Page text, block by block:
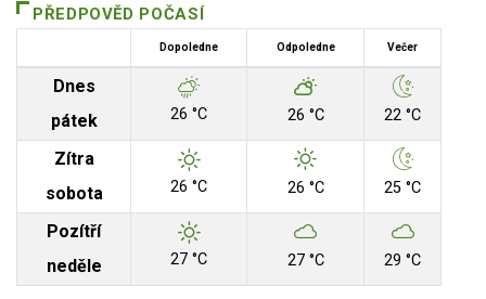
PŘEDPOVĚD POČASÍ
Dopoledne Odpoledne Večer
Dnes
pátek
26 °C 26 °C 22 °C
Zítra
sobota
26 °C 26 °C 25 °C
Pozítří
neděle
27 °C 27 °C 29 °C